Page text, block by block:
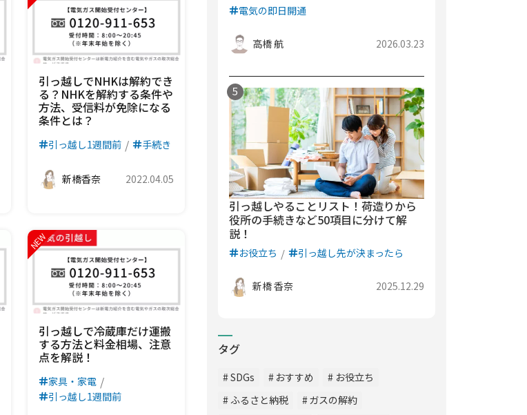
引っ越しでNHKは解約でき
る？NHKを解約する条件や
方法、受信料が免除になる
条件とは？
引っ越し1週間前 手続き
新橋香奈 2022.04.05
引っ越しで冷蔵庫だけ運搬
する方法と料金相場、注意
点を解説！
家具・家電
引っ越し1週間前
電気の即日開通
高橋 航 2026.03.23
引っ越しやることリスト！荷造りから
役所の手続きなど50項目に分けて解
説！
お役立ち 引っ越し先が決まったら
新橋 香奈 2025.12.29
タグ
SDGs おすすめ
お役立ち
ふるさと納税
ガスの解約